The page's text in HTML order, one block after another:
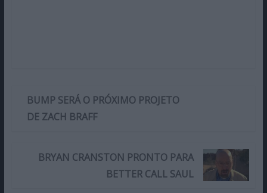
BUMP SERÁ O PRÓXIMO PROJETO
DE ZACH BRAFF
BRYAN CRANSTON PRONTO PARA
BETTER CALL SAUL